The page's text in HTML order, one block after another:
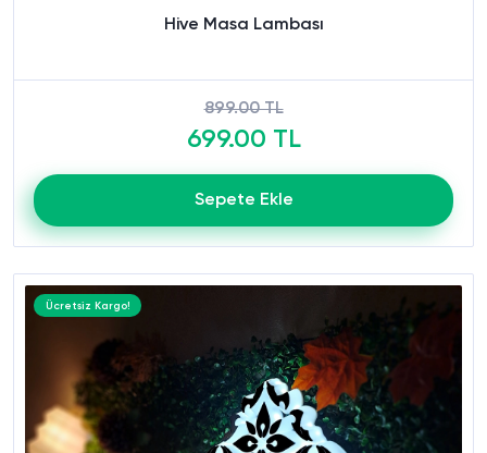
Hive Masa Lambası
899.00 TL
699.00 TL
Sepete Ekle
Ücretsiz Kargo!